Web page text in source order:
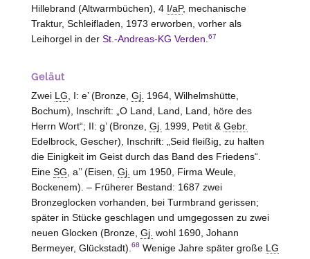
Hillebrand (Altwarmbüchen), 4 I/aP, mechanische
Traktur, Schleifladen, 1973 erworben, vorher als
Leihorgel in der St.-Andreas-KG Verden.67
Geläut
Zwei LG, I: e’ (Bronze, Gj. 1964, Wilhelmshütte,
Bochum), Inschrift: „O Land, Land, Land, höre des
Herrn Wort“; II: g’ (Bronze, Gj. 1999, Petit &Gebr.
Edelbrock, Gescher), Inschrift: „Seid fleißig, zu halten
die Einigkeit im Geist durch das Band des Friedens“.
Eine SG, a’’ (Eisen, Gj. um 1950, Firma Weule,
Bockenem). – Früherer Bestand: 1687 zwei
Bronzeglocken vorhanden, bei Turmbrand gerissen;
später in Stücke geschlagen und umgegossen zu zwei
neuen Glocken (Bronze, Gj. wohl 1690, Johann
Bermeyer, Glückstadt).68 Wenige Jahre später große LG